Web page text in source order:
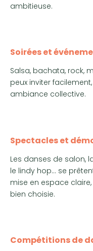
ambitieuse.
Soirées et
Salsa, bachata, rock,
peux inviter
ambiance collective.
Spectacles et
Les danses de salon,
le lindy hop… se
mise en espace
bien choisie.
Compétitions de